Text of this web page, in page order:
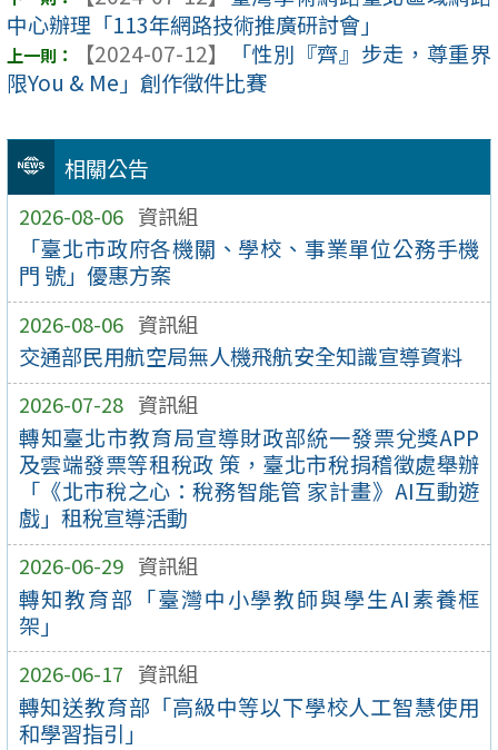
相關公告
2026-08-06 資訊組
「臺北市政府各機關、學校、事業單位公務手機
門 號」優惠方案
2026-08-06 資訊組
交通部民用航空局無人機飛航安全知識宣導資料
2026-07-28 資訊組
轉知臺北市教育局宣導財政部統一發票兌獎APP
及雲端發票等租稅政 策，臺北市稅捐稽徵處舉辦
「《北市稅之心：稅務智能管 家計畫》AI互動遊
戲」租稅宣導活動
2026-06-29 資訊組
轉知教育部「臺灣中小學教師與學生AI素養框
架」
2026-06-17 資訊組
轉知送教育部「高級中等以下學校人工智慧使用
和學習指引」
中心辦理「113年網路技術推廣研討會」
【2024-07-12】
「性別『齊』步走，尊重界
限You & Me」創作徵件比賽